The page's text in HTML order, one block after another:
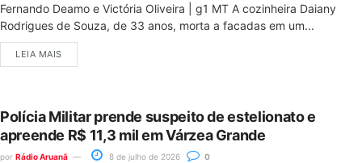
Fernando Deamo e Victória Oliveira | g1 MT A cozinheira Daiany
Rodrigues de Souza, de 33 anos, morta a facadas em um...
LEIA MAIS
Polícia Militar prende suspeito de estelionato e
apreende R$ 11,3 mil em Várzea Grande
por Rádio Aruanã 8 de julho de 2026 0